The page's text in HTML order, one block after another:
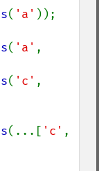
( 'a'
( 'a'
( 'c'
(...[ 'c'